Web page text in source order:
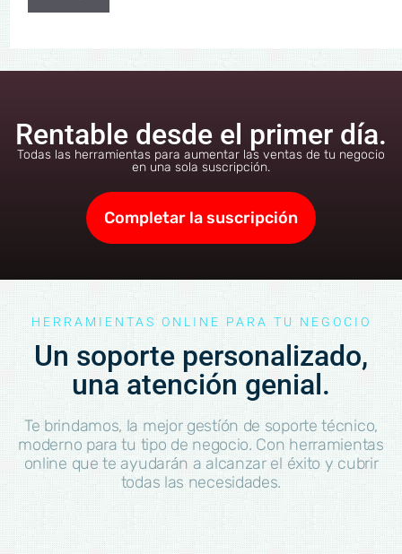
Rentable desde el primer día.
Todas las herramientas para aumentar las ventas de tu negocio
en una sola suscripción.
Completar la suscripción
HERRAMIENTAS ONLINE PARA TU NEGOCIO
Un soporte personalizado,
una atención genial.
Te brindamos, la mejor gestíón de soporte técnico,
moderno para tu tipo de negocio. Con herramientas
online que te ayudarán a alcanzar el éxito y cubrir
todas las necesidades.